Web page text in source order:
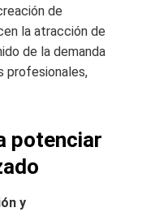
de
la atracción de
de la demanda
profesionales,
potenciar
y